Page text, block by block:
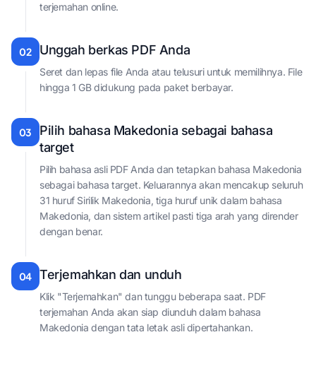
terjemahan online.
02 Unggah berkas PDF Anda
Seret dan lepas file Anda atau telusuri untuk memilihnya. File
hingga 1 GB didukung pada paket berbayar.
03
Pilih bahasa Makedonia sebagai bahasa
target
Pilih bahasa asli PDF Anda dan tetapkan bahasa Makedonia
sebagai bahasa target. Keluarannya akan mencakup seluruh
31 huruf Sirilik Makedonia, tiga huruf unik dalam bahasa
Makedonia, dan sistem artikel pasti tiga arah yang dirender
dengan benar.
04 Terjemahkan dan unduh
Klik "Terjemahkan" dan tunggu beberapa saat. PDF
terjemahan Anda akan siap diunduh dalam bahasa
Makedonia dengan tata letak asli dipertahankan.